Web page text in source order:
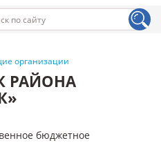
организации
РАЙОНА
бюджетное